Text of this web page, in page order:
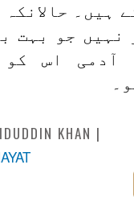
ہیں۔
نہیں جو بہت
آدمی اس کو
KHAN